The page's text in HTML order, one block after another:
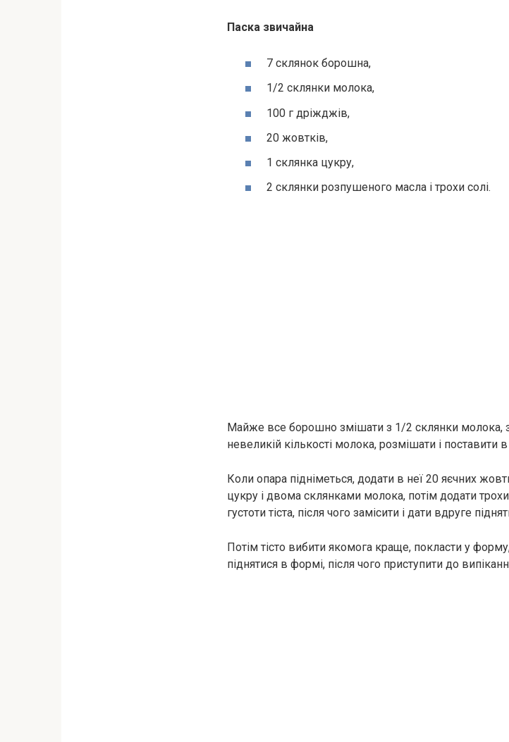
Паска звичайна
7 склянок борошна,
1/2 склянки молока,
100 г дріжджів,
20 жовтків,
1 склянка цукру,
2 склянки розпушеного масла і трохи солі.
Майже все борошно змішати з 1/2 склянки молока,
невеликій кількості молока, розмішати і поставити
Коли опара підніметься, додати в неї 20 яєчних
цукру і двома склянками молока, потім додати
густоти тіста, після чого замісити і дати вдруге
Потім тісто вибити якомога краще, покласти у
піднятися в формі, після чого приступити до